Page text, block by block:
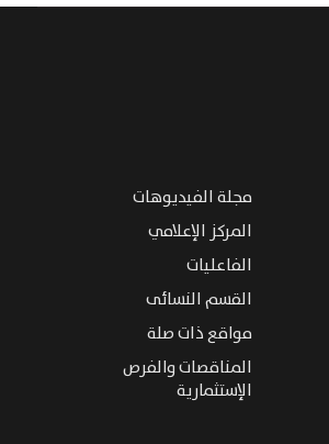
مجلة الفيديوهات
المركز الإعلامي
الفاعليات
القسم النسائى
مواقع ذات صلة
المناقصات والفرص
الإستثمارية